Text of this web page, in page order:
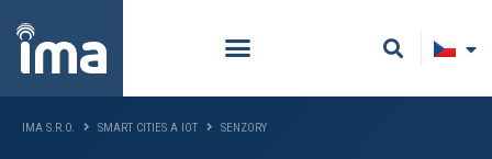
IMA S.R.O. SMART CITIES A IOT SENZORY